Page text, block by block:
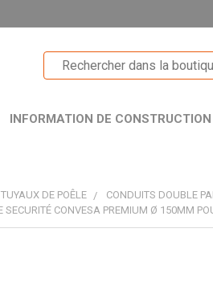
INFORMATION DE CONSTRUCTION
TUYAUX DE POÊLE CONDUITS DOUBLE
SECURITÉ CONVESA PREMIUM Ø 150MM